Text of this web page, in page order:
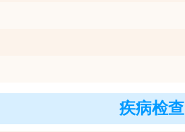
疾病检查